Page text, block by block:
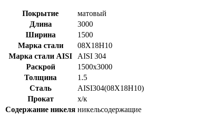
Покрытие
матовый
Длина
3000
Ширина
1500
Марка стали
08Х18Н10
Марка стали AISI
AISI 304
Раскрой
1500x3000
Толщина
1.5
Сталь
AISI304(08Х18Н10)
Прокат
х/к
Содержание никеля никельсодержащие